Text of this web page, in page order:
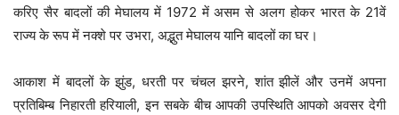
करिए सैर बादलों की मेघालय में 1972 में असम से अलग होकर भारत के 21वें
राज्य के रूप में नक्शे पर उभरा, अद्भुत मेघालय यानि बादलों का घर।
आकाश में बादलों के झुंड, धरती पर चंचल झरने, शांत झीलें और उनमें अपना
प्रतिबिम्ब निहारती हरियाली, इन सबके बीच आपकी उपस्थिति आपको अवसर देगी